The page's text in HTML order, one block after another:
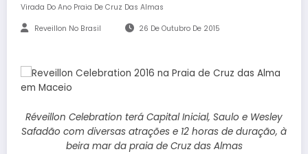
Virada Do Ano Praia De Cruz Das Almas
Reveillon No Brasil 26 De Outubro De 2015
Réveillon Celebration terá Capital Inicial, Saulo e Wesley
Safadão com diversas atrações e 12 horas de duração, à
beira mar da praia de Cruz das Almas